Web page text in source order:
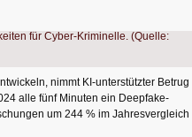
nimmt KI-unterstützter Betrug
alle fünf Minuten ein Deepfake-
um 244 % im Jahresvergleich